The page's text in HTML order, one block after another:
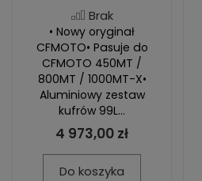
Brak
• Nowy oryginał
CFMOTO• Pasuje do
CFMOTO 450MT /
800MT / 1000MT-X•
Aluminiowy zestaw
kufrów 99L...
4 973,00 zł
Do koszyka